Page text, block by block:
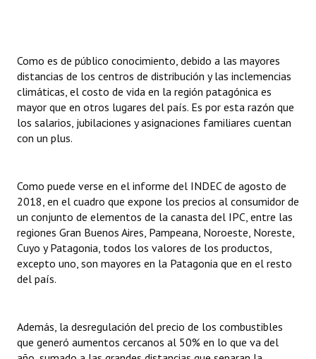
Ciudadano Ilustre - Registro
Banca del Vecino - Registro
Huéspedes de Honor - Registro
Reconocimientos - Registro
Bariloche, Municipio intercultural
Entrega de distinciones
REFORMA DE LA CARTA ORGÁNICA
Como es de público conocimiento, debido a las mayores
distancias de los centros de distribución y las inclemencias
climáticas, el costo de vida en la región patagónica es
mayor que en otros lugares del país. Es por esta razón que
los salarios, jubilaciones y asignaciones familiares cuentan
con un plus.
Como puede verse en el informe del INDEC de agosto de
2018, en el cuadro que expone los precios al consumidor de
un conjunto de elementos de la canasta del IPC, entre las
regiones Gran Buenos Aires, Pampeana, Noroeste, Noreste,
Cuyo y Patagonia, todos los valores de los productos,
excepto uno, son mayores en la Patagonia que en el resto
del país.
Además, la desregulación del precio de los combustibles
que generó aumentos cercanos al 50% en lo que va del